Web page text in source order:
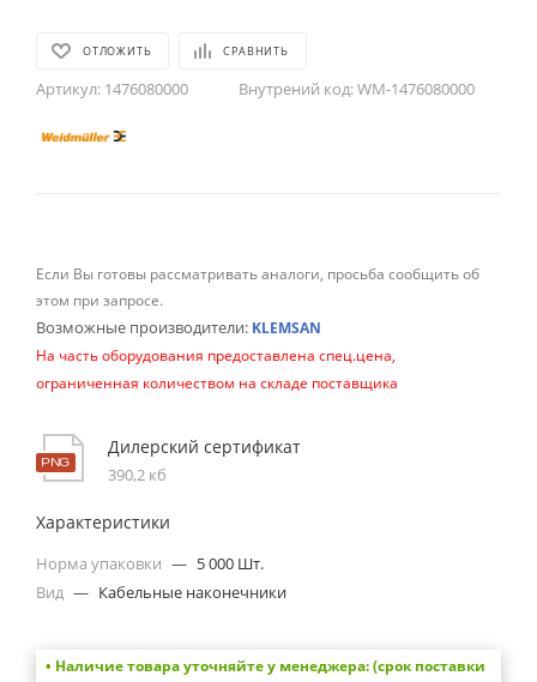
ОТЛОЖИТЬ СРАВНИТЬ
Артикул: 1476080000 Внутрений код:WM-1476080000
Если Вы готовы рассматривать аналоги, просьба сообщить об
этом при запросе.
Возможные производители: KLEMSAN
На часть оборудования предоставлена спец.цена,
ограниченная количеством на складе поставщика
Дилерский сертификат
390,2 кб
Характеристики
Норма упаковки — 5 000 Шт.
Вид — Кабельные наконечники
• Наличие товара уточняйте у менеджера: (срок поставки